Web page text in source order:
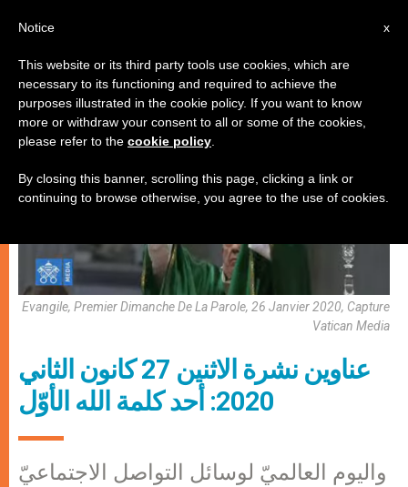
إيكولوجيا شاملة
Evangile, Premier Dimanche De La Parole, 26 Janvier 2020, Capture
Vatican Media
عناوين نشرة الاثنين 27 كانون الثاني
2020: أحد كلمة الله الأوّل
واليوم العالميّ لوسائل التواصل الاجتماعيّ
x
Notice
This website or its third party tools use cookies, which are
necessary to its functioning and required to achieve the
purposes illustrated in the cookie policy. If you want to know
more or withdraw your consent to all or some of the cookies,
please refer to the cookie policy
By closing this banner, scrolling this page, clicking a link or
continuing to browse otherwise, you agree to the use of cookies.